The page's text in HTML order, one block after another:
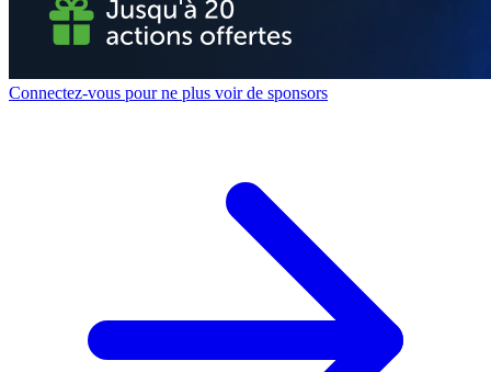
Connectez-vous pour ne plus voir de sponsors